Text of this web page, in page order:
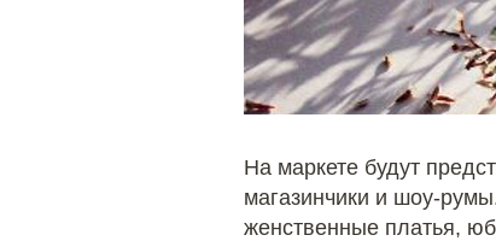
На маркете будут
магазинчики и шоу-
женственные платья,